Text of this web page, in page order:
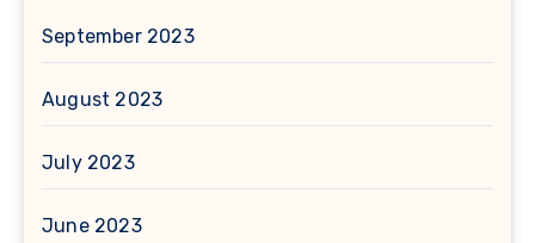
September 2023
August 2023
July 2023
June 2023